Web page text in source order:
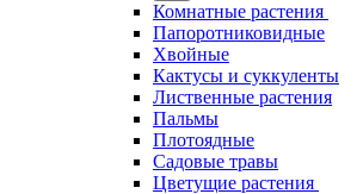
Комнатные растения
Папоротниковидные
Хвойные
Кактусы и суккуленты
Лиственные растения
Пальмы
Плотоядные
Садовые травы
Цветущие растения